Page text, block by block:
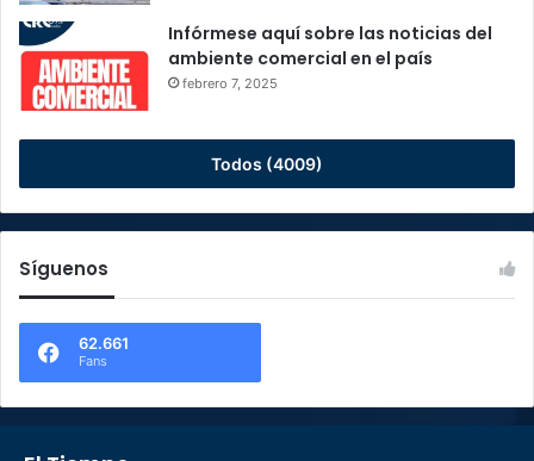
Infórmese aquí sobre las noticias del
ambiente comercial en el país
febrero 7, 2025
Todos (4009)
Síguenos
62.661
Fans